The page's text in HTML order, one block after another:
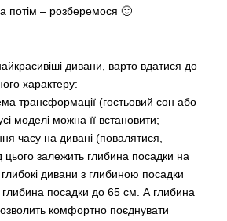
а потім – розберемося 🙂
дивани, варто вдатися до
характеру:
трансформації (гостьовий сон або
моделі можна її встановити;
часу на дивані (повалятися,
цього залежить глибина посадки на
дивани з глибиною посадки
глибина посадки до 65 см. А глибина
комфортно поєднувати